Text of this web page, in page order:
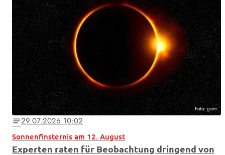
Foto: gem
notes29.07.2026 10:02
Sonnenfinsternis am 12. August
Experten raten für Beobachtung dringend von